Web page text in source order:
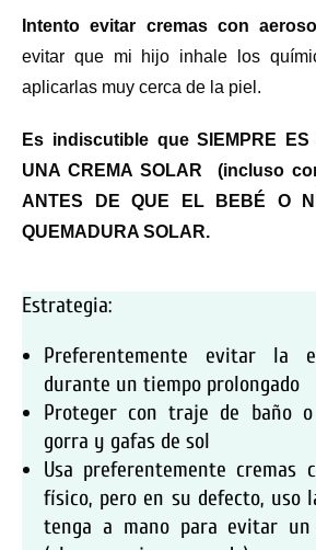
Intento evitar cremas con
evitar que mi hijo inhale los
aplicarlas muy cerca de la piel.
Es indiscutible que SIEMPRE ES
UNA CREMA SOLAR (incluso
ANTES DE QUE EL BEBÉ O
QUEMADURA SOLAR.
Estrategia:
Preferentemente evitar la
durante un tiempo prolongado
Proteger con traje de baño o
gorra y gafas de sol
Usa preferentemente cremas
físico, pero en su defecto, uso
tenga a mano para evitar un